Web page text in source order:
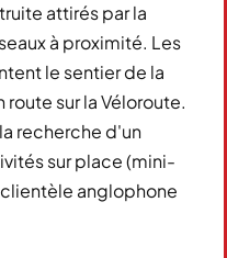
attirés par la
à proximité. Les
le sentier de la
sur la Véloroute.
recherche d'un
sur place (mini-
anglophone